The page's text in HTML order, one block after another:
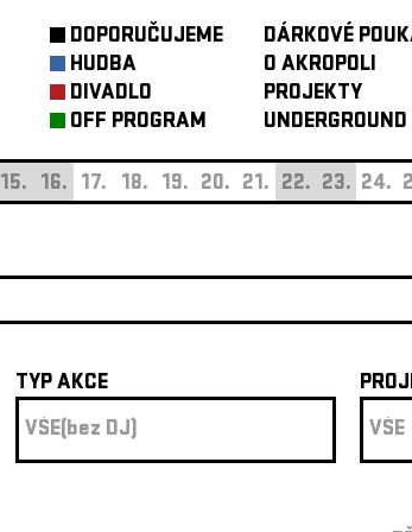
DOPORUČUJEME
HUDBA
DIVADLO
OFF PROGRAM
DÁRKOVÉ
O AKROPOLI
PROJEKTY
UNDERGROUND
15. 16. 17. 18. 19. 20. 21. 22. 23. 24.
TYP AKCE